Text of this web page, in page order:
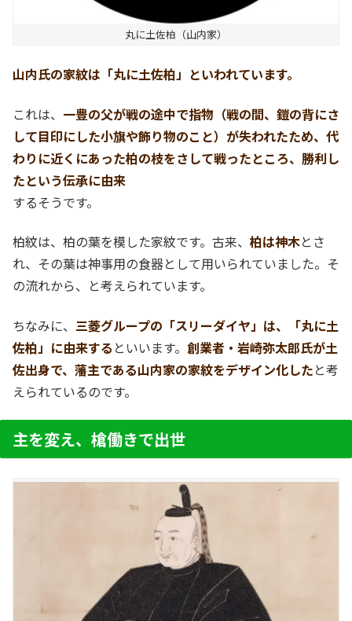
丸に土佐柏（山内家）
山内氏の家紋は「丸に土佐柏」といわれています。
これは、 一豊の父が戦の途中で指物（戦の間、鎧の背にさ
して目印にした小旗や飾り物のこと）が失われたため、代
わりに近くにあった柏の枝をさして戦ったところ、勝利し
たという伝承に由来
するそうです。
柏紋は、柏の葉を模した家紋です。古来、 柏は神木とさ
れ、その葉は神事用の食器として用いられていました。そ
の流れから、と考えられています。
ちなみに、 三菱グループの「スリーダイヤ」は、「丸に土
佐柏」に由来する といいます。 創業者・岩崎弥太郎氏が土
佐出身で、藩主である山内家の家紋をデザイン化したと考
えられているのです。
主を変え、槍働きで出世